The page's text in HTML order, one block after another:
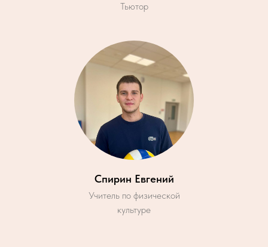
Тьютор
Спирин Евгений
Учитель по физической
культуре